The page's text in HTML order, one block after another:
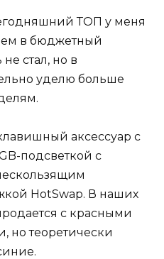
ТОП у меня
в бюджетный
стал, но в
уделю больше
аксессуар с
подсветкой с
HotSwap. В наших
с красными
но теоретически